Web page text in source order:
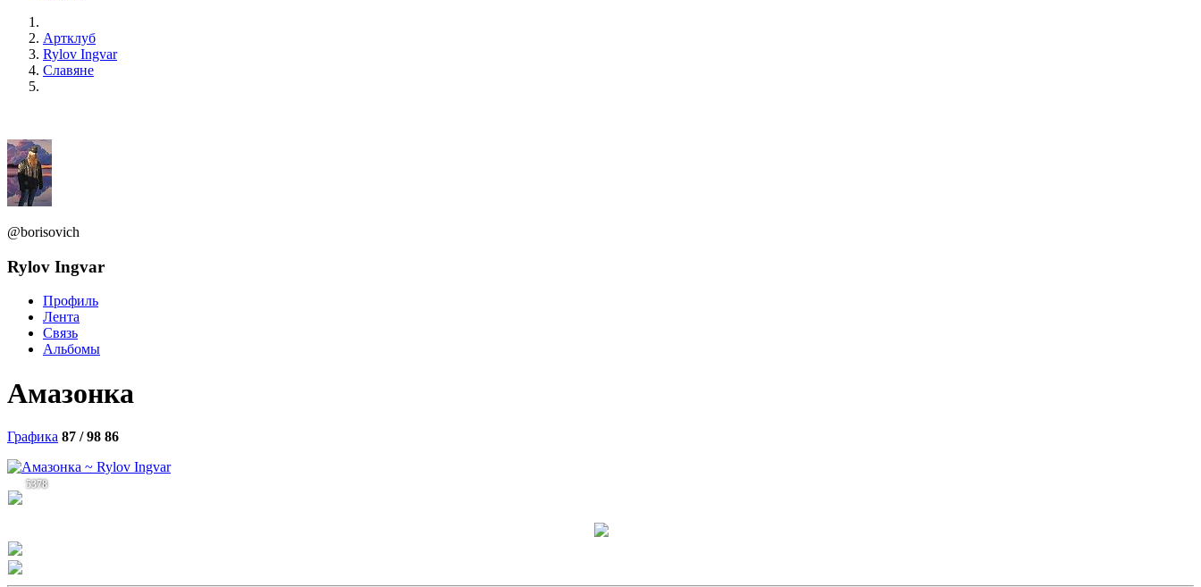
Артклуб
Rylov Ingvar
Славяне
@borisovich
Rylov Ingvar
Профиль
Лента
Связь
Альбомы
Амазонка
Графика 87 / 98 86
5378